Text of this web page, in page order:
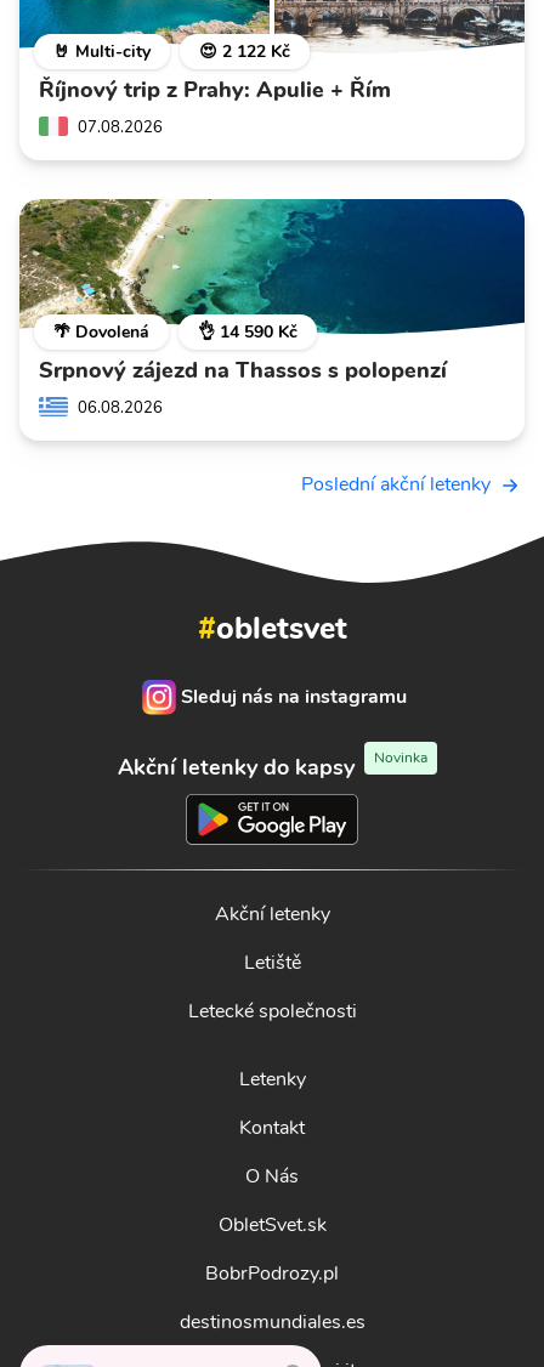
🤘 Multi-city 😍 2 122 Kč
Říjnový trip z Prahy: Apulie + Řím
07.08.2026
🌴 Dovolená 👌 14 590 Kč
Srpnový zájezd na Thassos s polopenzí
06.08.2026
Poslední akční letenky
#obletsvet
Sleduj nás na instagramu
Akční letenky do kapsy Novinka
Akční letenky
Letiště
Letecké společnosti
Letenky
Kontakt
O Nás
ObletSvet.sk
BobrPodrozy.pl
destinosmundiales.es